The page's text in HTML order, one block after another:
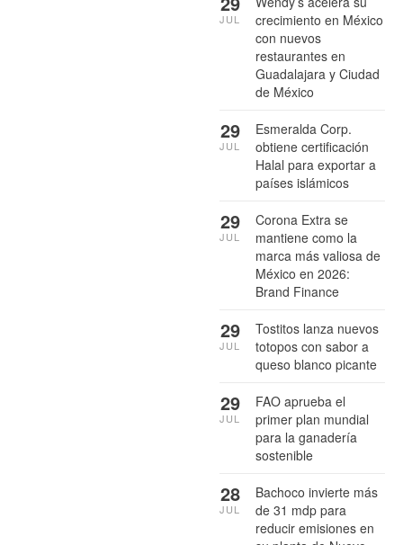
crecimiento en México
con nuevos
restaurantes en
Guadalajara y Ciudad
de México
JUL
Esmeralda Corp.
obtiene certificación
Halal para exportar a
países islámicos
29
JUL
Corona Extra se
mantiene como la
marca más valiosa de
México en 2026:
Brand Finance
29
JUL
Tostitos lanza nuevos
totopos con sabor a
queso blanco picante
29
JUL
FAO aprueba el
primer plan mundial
para la ganadería
sostenible
29
JUL
Bachoco invierte más
de 31 mdp para
reducir emisiones en
28
JUL